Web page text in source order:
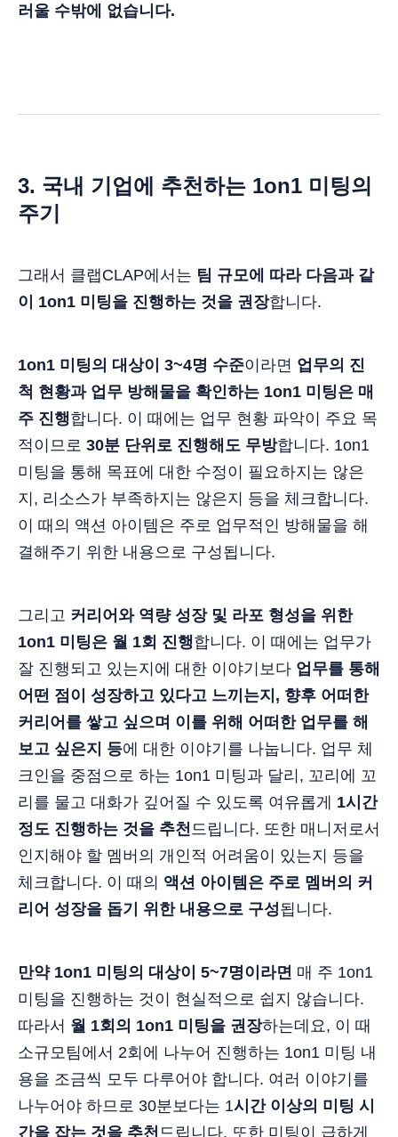
러울 수밖에 없습니다.
3. 국내 기업에 추천하는 1on1 미팅의
주기
그래서 클랩CLAP에서는 팀 규모에 따라 다음과 같
이 1on1 미팅을 진행하는 것을 권장합니다.
1on1 미팅의 대상이 3~4명 수준이라면 업무의 진
척 현황과 업무 방해물을 확인하는 1on1 미팅은 매
주 진행합니다. 이 때에는 업무 현황 파악이 주요 목
적이므로 30분 단위로 진행해도 무방합니다. 1on1
미팅을 통해 목표에 대한 수정이 필요하지는 않은
지, 리소스가 부족하지는 않은지 등을 체크합니다.
이 때의 액션 아이템은 주로 업무적인 방해물을 해
결해주기 위한 내용으로 구성됩니다.
그리고 커리어와 역량 성장 및 라포 형성을 위한
1on1 미팅은 월 1회 진행합니다. 이 때에는 업무가
잘 진행되고 있는지에 대한 이야기보다 업무를 통해
어떤 점이 성장하고 있다고 느끼는지, 향후 어떠한
커리어를 쌓고 싶으며 이를 위해 어떠한 업무를 해
보고 싶은지 등에 대한 이야기를 나눕니다. 업무 체
크인을 중점으로 하는 1on1 미팅과 달리, 꼬리에 꼬
리를 물고 대화가 깊어질 수 있도록 여유롭게 1시간
정도 진행하는 것을 추천 드립니다. 또한 매니저로서
인지해야 할 멤버의 개인적 어려움이 있는지 등을
체크합니다. 이 때의 액션 아이템은 주로 멤버의 커
리어 성장을 돕기 위한 내용으로 구성됩니다.
만약 1on1 미팅의 대상이 5~7명이라면 매 주 1on1
미팅을 진행하는 것이 현실적으로 쉽지 않습니다.
따라서 월 1회의 1on1 미팅을 권장하는데요, 이 때
소규모팀에서 2회에 나누어 진행하는 1on1 미팅 내
용을 조금씩 모두 다루어야 합니다. 여러 이야기를
나누어야 하므로 30분보다는 1시간 이상의 미팅 시
간을 잡는 것을 추천 드립니다. 또한 미팅이 급하게